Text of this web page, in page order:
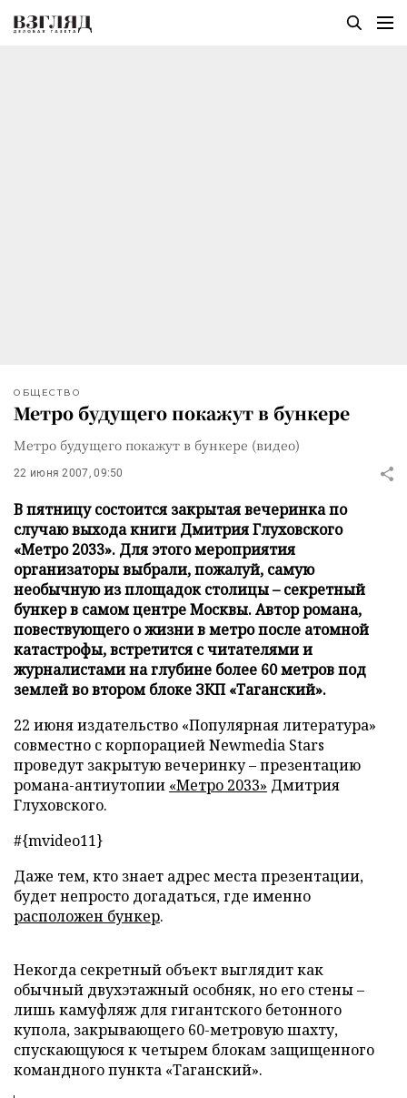
ОБЩЕСТВО
Метро будущего покажут в бункере
Метро будущего покажут в бункере (видео)
22 июня 2007, 09:50
В пятницу состоится закрытая вечеринка по
случаю выхода книги Дмитрия Глуховского
«Метро 2033». Для этого мероприятия
организаторы выбрали, пожалуй, самую
необычную из площадок столицы – секретный
бункер в самом центре Москвы. Автор романа,
повествующего о жизни в метро после атомной
катастрофы, встретится с читателями и
журналистами на глубине более 60 метров под
землей во втором блоке ЗКП «Таганский».
22 июня издательство «Популярная литература»
совместно с корпорацией Newmedia Stars
проведут закрытую вечеринку – презентацию
романа-антиутопии «Метро 2033» Дмитрия
Глуховского.
#{mvideo11}
Даже тем, кто знает адрес места презентации,
будет непросто догадаться, где именно
расположен бункер.
Некогда секретный объект выглядит как
обычный двухэтажный особняк, но его стены –
лишь камуфляж для гигантского бетонного
купола, закрывающего 60-метровую шахту,
спускающуюся к четырем блокам защищенного
командного пункта «Таганский».